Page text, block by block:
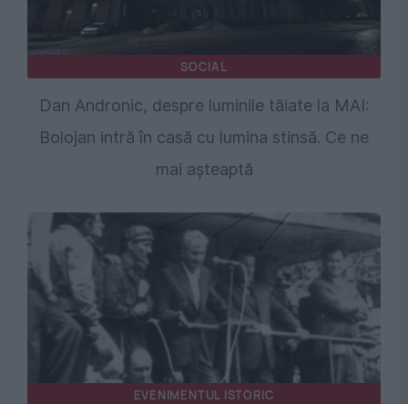
SOCIAL
Dan Andronic, despre luminile tăiate la MAI:
Bolojan intră în casă cu lumina stinsă. Ce ne
mai așteaptă
EVENIMENTUL ISTORIC